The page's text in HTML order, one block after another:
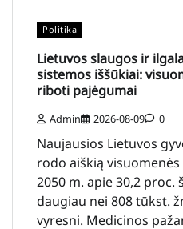
Politika
Lietuvos slaugos ir
sistemos iššūkiai:
riboti pajėgumai
Admin 2026-08-09 0
Naujausios Lietuvos
rodo aiškią
2050 m. apie 30,2 proc.
daugiau nei 808 tūkst.
vyresni. Medicinos